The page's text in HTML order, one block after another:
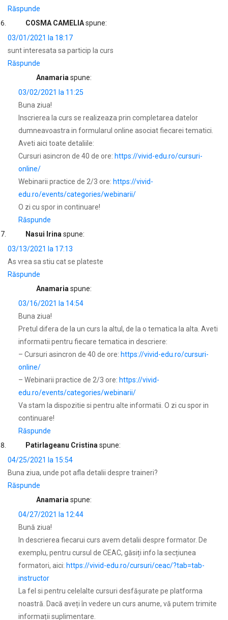
Răspunde
COSMA CAMELIAspune:
03/01/2021 la 18:17
sunt interesata sa particip la curs
Răspunde
Anamaria spune:
03/02/2021 la 11:25
Buna ziua!
Inscrierea la curs se realizeaza prin completarea datelor
dumneavoastra in formularul online asociat fiecarei tematici.
Aveti aici toate detaliile:
Cursuri asincron de 40 de ore: https://vivid-edu.ro/cursuri-
online/
Webinarii practice de 2/3 ore: https://vivid-
edu.ro/events/categories/webinarii/
O zi cu spor in continuare!
Răspunde
Nasui Irina spune:
03/13/2021 la 17:13
As vrea sa stiu cat se plateste
Răspunde
Anamaria spune:
03/16/2021 la 14:54
Buna ziua!
Pretul difera de la un curs la altul, de la o tematica la alta. Aveti
informatii pentru fiecare tematica in descriere:
– Cursuri asincron de 40 de ore: https://vivid-edu.ro/cursuri-
online/
– Webinarii practice de 2/3 ore: https://vivid-
edu.ro/events/categories/webinarii/
Va stam la dispozitie si pentru alte informatii. O zi cu spor in
continuare!
Răspunde
Patirlageanu Cristina spune:
04/25/2021 la 15:54
Buna ziua, unde pot afla detalii despre traineri?
Răspunde
Anamaria spune:
04/27/2021 la 12:44
Bună ziua!
In descrierea fiecarui curs avem detalii despre formator. De
exemplu, pentru cursul de CEAC, găsiți info la secțiunea
formatori, aici: https://vivid-edu.ro/cursuri/ceac/?tab=tab-
instructor
La fel si pentru celelalte cursuri desfășurate pe platforma
noastră. Dacă aveți în vedere un curs anume, vă putem trimite
informații suplimentare.